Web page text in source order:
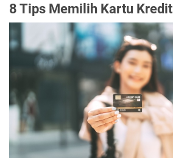
8 Tips Memilih Kartu Kredit